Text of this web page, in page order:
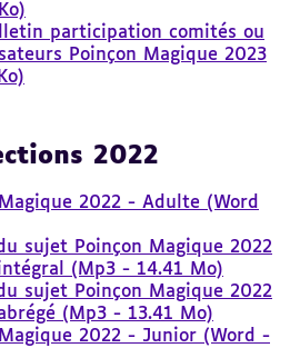
participation comités ou
Poinçon Magique 2023
2022
2022 - Adulte (Word
sujet Poinçon Magique 2022
(Mp3 - 14.41 Mo)
sujet Poinçon Magique 2022
(Mp3 - 13.41 Mo)
2022 - Junior (Word -